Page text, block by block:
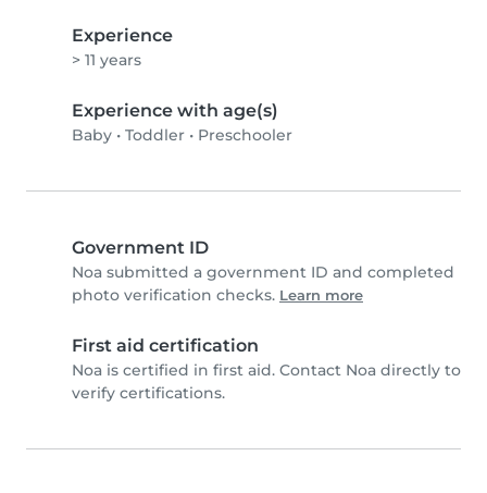
Experience
> 11 years
Experience with age(s)
Baby • Toddler • Preschooler
Government ID
Noa submitted a government ID and completed
photo verification checks. Learn more
First aid certification
Noa is certified in first aid. Contact Noa directly to
verify certifications.